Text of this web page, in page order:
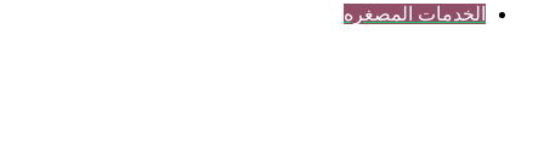
الخدمات المصغره